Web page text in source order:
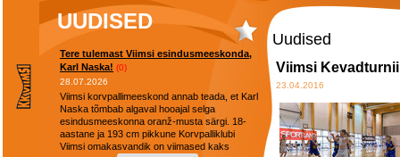
UUDISED
Tere tulemast Viimsi esindusmeeskonda,
Karl Naska! (0)
28.07.2026
Viimsi korvpallimeeskond annab teada, et Karl
Naska tõmbab algaval hooajal selga
esindusmeeskonna oranž-musta särgi. 18-
aastane ja 193 cm pikkune Korvpalliklubi
Viimsi omakasvandik on viimased kaks
Uudised
Viimsi
23.04.2016